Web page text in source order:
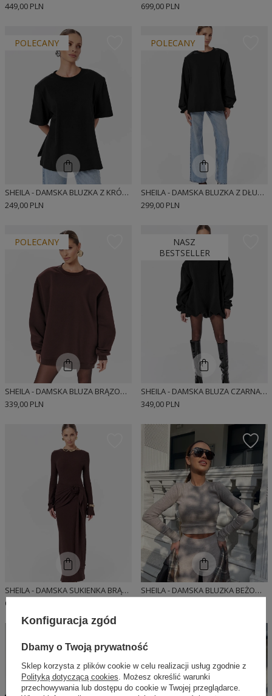
449,00 PLN
699,00 PLN
POLECANY
SHEILA - DAMSKA BLUZKA Z KRÓTKIM RĘKAWEM CZARNA Z ODPINANYMI PODUSZKAMI 'COPERNI'
249,00 PLN
POLECANY
SHEILA - DAMSKA BLUZKA Z DŁUGIM RĘKAWEM CZARNA Z ODPINANYMI PODUSZKAMI 'FARO'
299,00 PLN
POLECANY
SHEILA - DAMSKA BLUZA BRĄZOWA Z ODPINANYMI PODUSZKAMI 'SAVATORE'
339,00 PLN
NASZ
BESTSELLER
SHEILA - DAMSKA BLUZA CZARNA Z ODPINANYMI PODUSZKAMI 'ROANNE'
349,00 PLN
SHEILA - DAMSKA SUKIENKA BRĄZOWA DZIANINOWA Z DŁUGIM ROZKLOSZOWANYM RĘKAWEM MAXI 'MATILDE'
699,00 PLN
SHEILA - DAMSKA BLUZKA BEŻOWA DOPASOWANA Z DŁUGIM RĘKAWEM PRĄŻKOWANA SPORTOWA 'AGARA'
Konfiguracja zgód
Dbamy o Twoją prywatność
Sklep korzysta z plików cookie w celu realizacji usług zgodnie z
Polityką dotyczącą cookies. Możesz określić warunki
przechowywania lub dostępu do cookie w Twojej przeglądarce.